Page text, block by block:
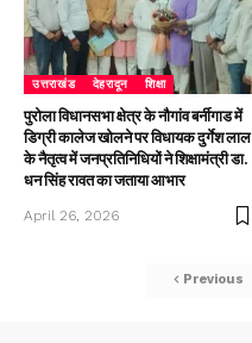
उत्तराखंड देहरादून शिक्षा
पुरोला विधानसभा क्षेत्र के नौगांव बर्नीगाड में
डिग्री कालेज खोलने पर विधायक दुर्गेश लाल
के नैतृत्व में जनप्रतिनिधियों ने शिक्षामंत्री डा.
धन सिंह रावत का जताया आभार
April 26, 2026
Previous